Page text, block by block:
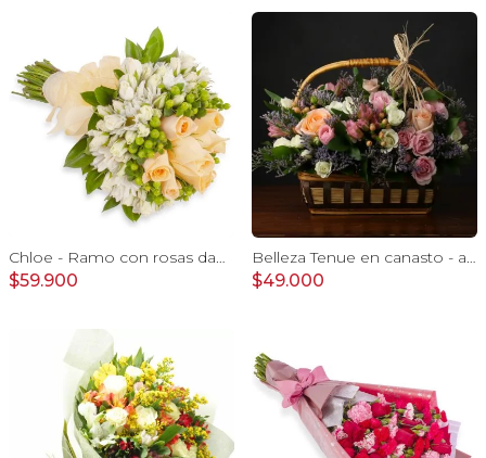
Chloe - Ramo con rosas damasco, hypericum verde y minirosas blanco
$59.900
Belleza Tenue en canasto - arreglo rosa pastel
$49.000